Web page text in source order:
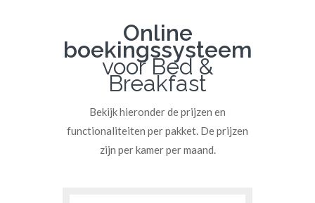
Online
boekingssysteem
voor Bed &
Breakfast
Bekijk hieronder de prijzen en
functionaliteiten per pakket. De prijzen
zijn per kamer per maand.